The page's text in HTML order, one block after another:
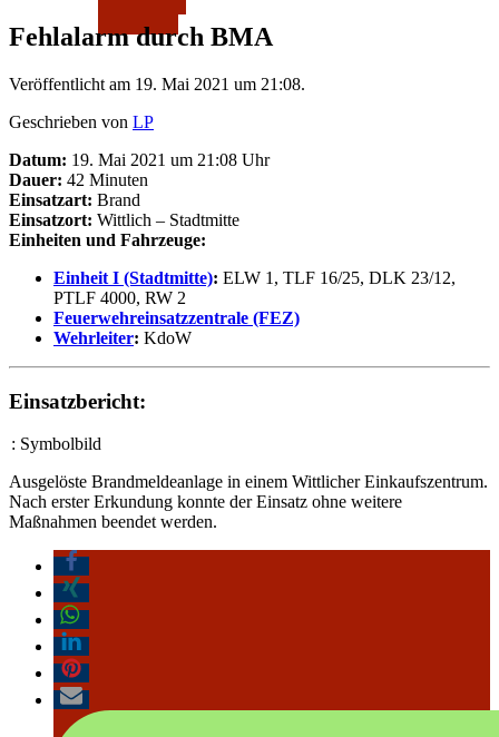
Fehlalarm durch BMA
Veröffentlicht am 19. Mai 2021 um 21:08.
Geschrieben von LP
Datum: 19. Mai 2021 um 21:08 Uhr
Dauer: 42 Minuten
Einsatzart: Brand
Einsatzort: Wittlich – Stadtmitte
Einheiten und Fahrzeuge:
Einheit I (Stadtmitte): ELW 1, TLF 16/25, DLK 23/12,
PTLF 4000, RW 2
Feuerwehreinsatzzentrale (FEZ)
Wehrleiter: KdoW
Einsatzbericht:
: Symbolbild
Ausgelöste Brandmeldeanlage in einem Wittlicher Einkaufszentrum.
Nach erster Erkundung konnte der Einsatz ohne weitere
Maßnahmen beendet werden.